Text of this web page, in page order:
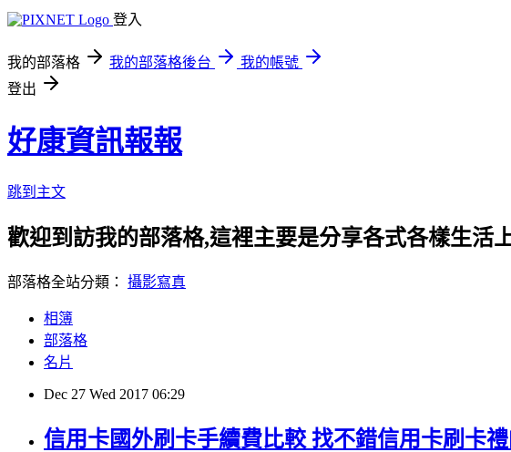
登入
我的部落格 我的部落格後台
我的帳號
登出
好康資訊報報
跳到主文
歡迎到訪我的部落格,這裡主要是分享各式各樣生活
部落格全站分類： 攝影寫真
相簿
部落格
名片
Dec 27 Wed 2017 06:29
信用卡國外刷卡手續費比較 找不錯信用卡刷卡